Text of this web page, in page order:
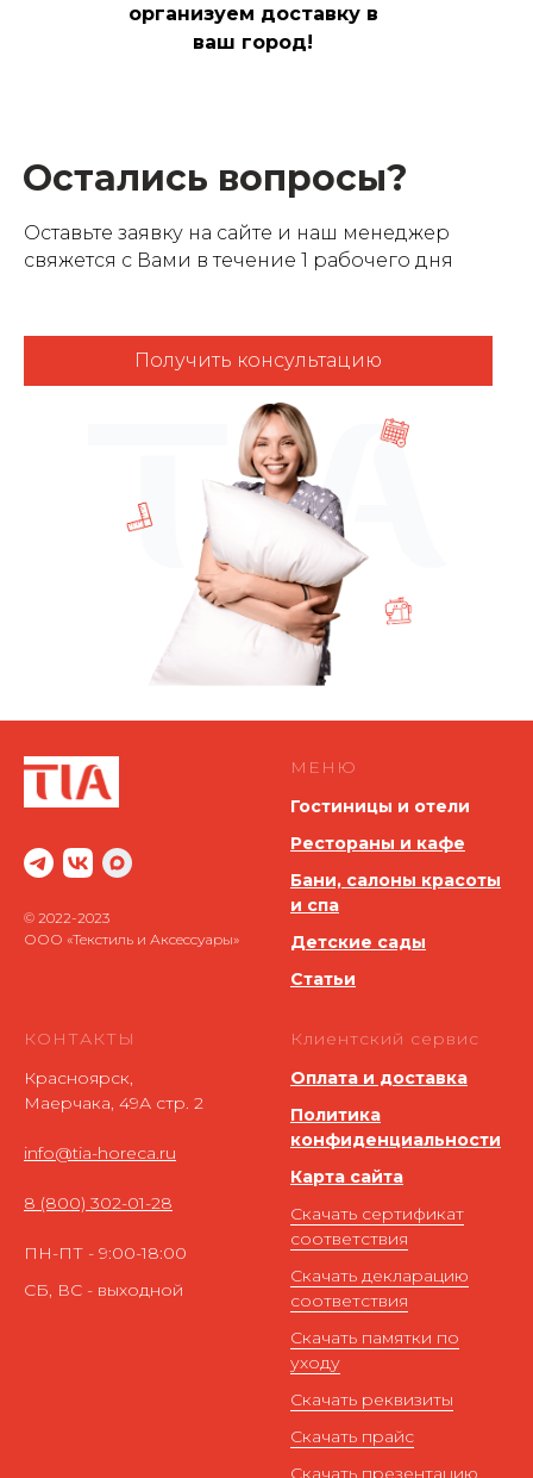
организуем доставку в
ваш город!
Остались вопросы?
Оставьте заявку на сайте и наш менеджер
свяжется с Вами в течение 1 рабочего дня
Получить консультацию
© 2022-2023
ООО «Текстиль и Аксессуары»
МЕНЮ
Гостиницы и отели
Рестораны и кафе
Бани, салоны красоты
и спа
Детские сады
Статьи
КОНТАКТЫ
Красноярск,
Маерчака, 49А стр. 2
info@tia-horeca.ru
8 (800) 302-01-28
ПН-ПТ - 9:00-18:00
СБ, ВС - выходной
Клиентский сервис
Оплата и доставка
Политика
конфиденциальности
Карта сайта
Скачать сертификат
соответствия
Скачать декларацию
соответствия
Скачать памятки по
уходу
Скачать реквизиты
Скачать прайс
Скачать презентацию